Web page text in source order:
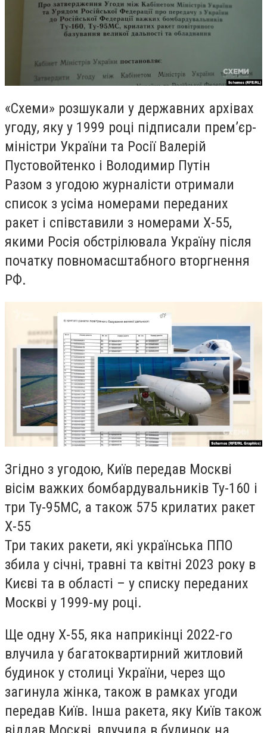
«Схеми» розшукали у державних архівах
угоду, яку у 1999 році підписали прем’єр-
міністри України та Росії Валерій
Пустовойтенко і Володимир Путін
Разом з угодою журналісти отримали
список з усіма номерами переданих
ракет і співставили з номерами Х-55,
якими Росія обстрілювала Україну після
початку повномасштабного вторгнення
РФ.
Згідно з угодою, Київ передав Москві
вісім важких бомбардувальників Ту-160 і
три Ту-95МС, а також 575 крилатих ракет
Х-55
Три таких ракети, які українська ППО
збила у січні, травні та квітні 2023 року в
Києві та в області – у списку переданих
Москві у 1999-му році.
Ще одну Х-55, яка наприкінці 2022-го
влучила у багатоквартирний житловий
будинок у столиці України, через що
загинула жінка, також в рамках угоди
передав Київ. Інша ракета, яку Київ також